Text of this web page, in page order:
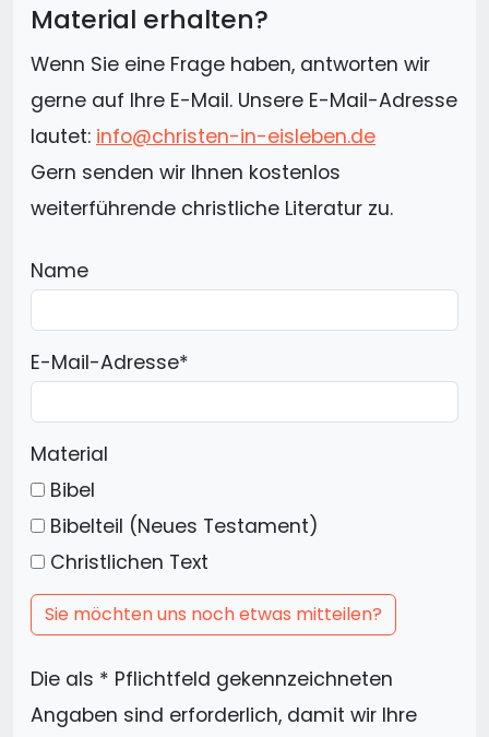
Material erhalten?
Wenn Sie eine Frage haben, antworten wir
gerne auf Ihre E-Mail. Unsere E-Mail-Adresse
lautet: info@christen-in-eisleben.de
Gern senden wir Ihnen kostenlos
weiterführende christliche Literatur zu.
Name
E-Mail-Adresse*
Material
Bibel
Bibelteil (Neues Testament)
Christlichen Text
Sie möchten uns noch etwas mitteilen?
Die als * Pflichtfeld gekennzeichneten
Angaben sind erforderlich, damit wir Ihre